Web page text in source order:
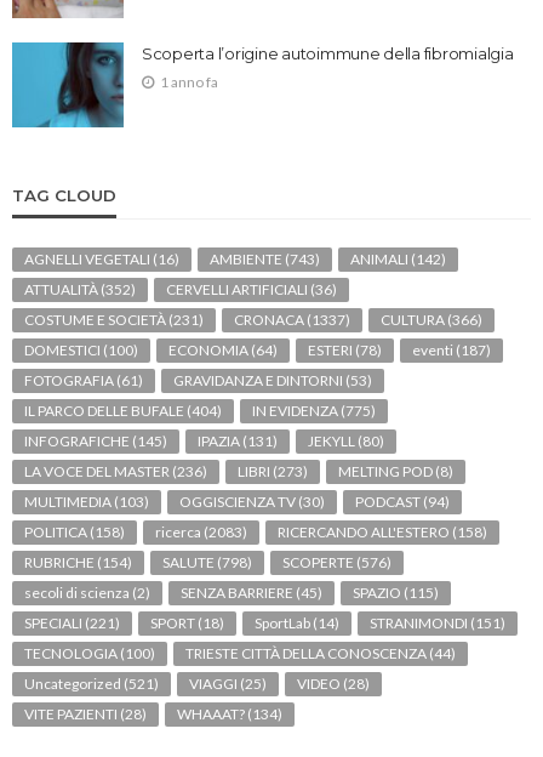
Scoperta l’origine autoimmune della fibromialgia
1 anno fa
TAG CLOUD
AGNELLI VEGETALI (16) AMBIENTE (743) ANIMALI (142)
ATTUALITÀ (352) CERVELLI ARTIFICIALI (36)
COSTUME E SOCIETÀ (231) CRONACA (1337) CULTURA (366)
DOMESTICI (100) ECONOMIA (64) ESTERI (78) eventi (187)
FOTOGRAFIA (61) GRAVIDANZA E DINTORNI (53)
IL PARCO DELLE BUFALE (404) IN EVIDENZA (775)
INFOGRAFICHE (145) IPAZIA (131) JEKYLL (80)
LA VOCE DEL MASTER (236) LIBRI (273) MELTING POD (8)
MULTIMEDIA (103) OGGISCIENZA TV (30) PODCAST (94)
POLITICA (158) ricerca (2083) RICERCANDO ALL'ESTERO (158)
RUBRICHE (154) SALUTE (798) SCOPERTE (576)
secoli di scienza (2) SENZA BARRIERE (45) SPAZIO (115)
SPECIALI (221) SPORT (18) SportLab (14) STRANIMONDI (151)
TECNOLOGIA (100) TRIESTE CITTÀ DELLA CONOSCENZA (44)
Uncategorized (521) VIAGGI (25) VIDEO (28)
VITE PAZIENTI (28) WHAAAT? (134)